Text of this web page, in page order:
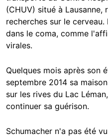
(CHUV) situé à
recherches sur le
dans le coma, comme
virales.
Quelques mois après son
septembre 2014 sa
sur les rives du Lac
continuer sa guérison.
Schumacher n'a pas été